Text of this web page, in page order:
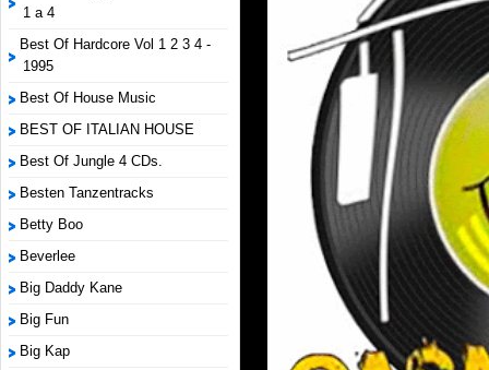
1 a 4
Best Of Hardcore Vol 1 2 3 4 -
1995
Best Of House Music
BEST OF ITALIAN HOUSE
Best Of Jungle 4 CDs.
Besten Tanzentracks
Betty Boo
Beverlee
Big Daddy Kane
Big Fun
Big Kap